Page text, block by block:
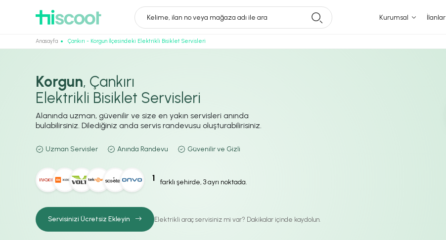
Kelime, ilan no veya mağaza adı ile ara Kurumsal İlanlar
Anasayfa Çankırı - Korgun İlçesindeki Elektrikli Bisiklet Servisleri
Korgun, Çankırı
Elektrikli Bisiklet Servisleri
Alanında uzman, güvenilir ve size en yakın servisleri anında
bulabilirsiniz. Dilediğiniz anda servis randevusu oluşturabilirisiniz.
Uzman Servisler Anında Randevu Güvenilir ve Gizli
1 farklı şehirde, 3 ayrı noktada.
Servisinizi Ücretsiz Ekleyin Elektrikli araç servisiniz mi var? Dakikalar içinde kaydolun.